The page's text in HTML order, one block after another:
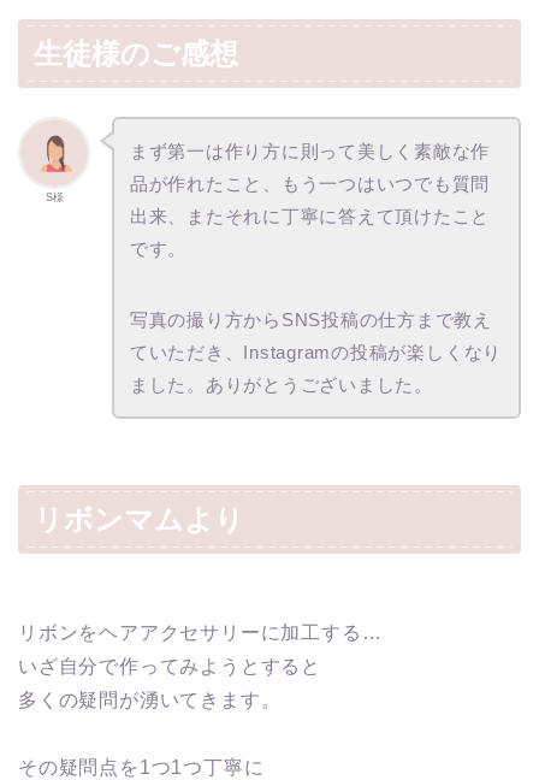
生徒様のご感想
S様
まず第一は作り方に則って美しく素敵な作
品が作れたこと、もう一つはいつでも質問
出来、またそれに丁寧に答えて頂けたこと
です。
写真の撮り方からSNS投稿の仕方まで教え
ていただき、Instagramの投稿が楽しくなり
ました。ありがとうございました。
リボンマムより
リボンをヘアアクセサリーに加工する…
いざ自分で作ってみようとすると
多くの疑問が湧いてきます。
その疑問点を1つ1つ丁寧に